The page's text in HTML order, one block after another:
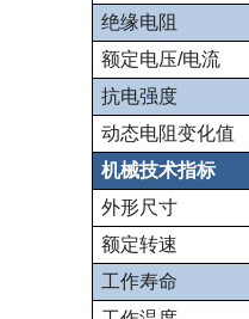
绝缘电阻
额定电压/电流
抗电强度
动态电阻变化值
机械技术指标
外形尺寸
额定转速
工作寿命